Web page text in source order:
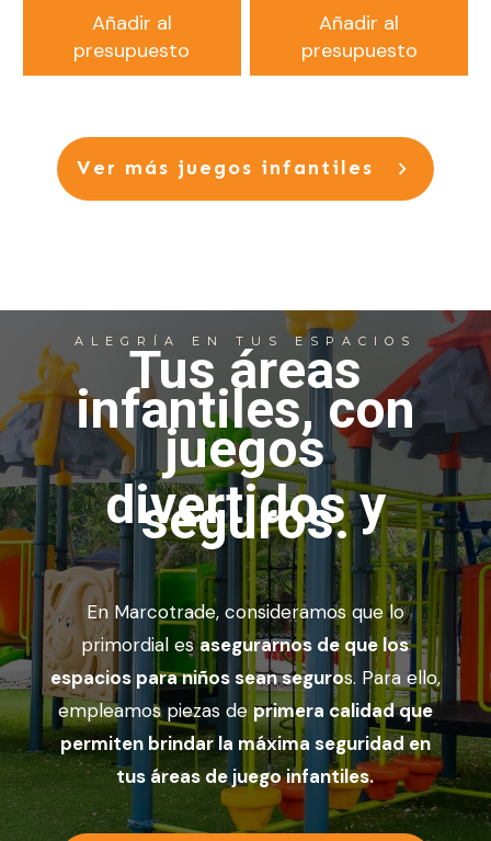
Añadir al
presupuesto
Añadir al
presupuesto
Ver más juegos infantiles
ALEGRÍA EN TUS ESPACIOS
Tus áreas
infantiles, con
juegos
divertidos y
seguros.
En Marcotrade, consideramos que lo
primordial esasegurarnos de que los
espacios para niños sean seguros. Para ello,
empleamos piezas de primera calidad que
permiten brindar la máxima seguridad en
tus áreas de juego infantiles.